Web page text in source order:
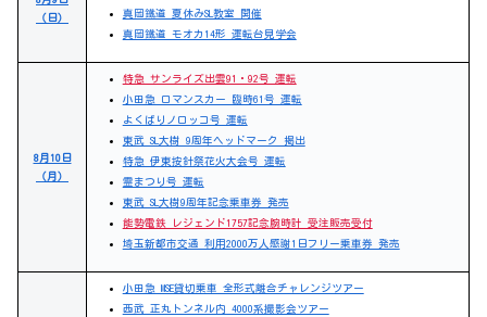
（日）
真岡鐵道 夏休みSL教室 開催
真岡鐵道 モオカ14形 運転台見学会
8月10日
（月）
特急 サンライズ出雲91・92号 運転
小田急 ロマンスカー 臨時61号 運転
よくばりノロッコ号 運転
東武 SL大樹 9周年ヘッドマーク 掲出
特急 伊東按針祭花火大会号 運転
霊まつり号 運転
東武 SL大樹9周年記念乗車券 発売
能勢電鉄 レジェンド1757記念腕時計 受注販売受付
埼玉新都市交通 利用2000万人感謝1日フリー乗車券 発売
小田急 MSE貸切乗車 全形式離合チャレンジツアー
西武 正丸トンネル内 4000系撮影会ツアー